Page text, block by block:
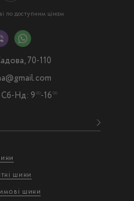
по доступним цінам
шини
шини
70-110
Сб-Нд: 9 00-16 00